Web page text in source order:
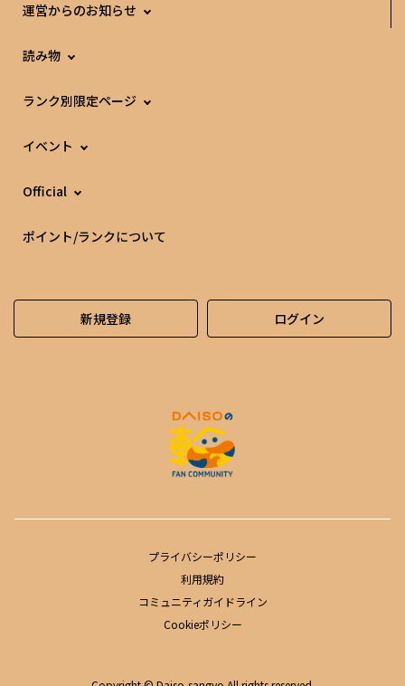
運営からのお知らせ
読み物
ランク別限定ページ
イベント
Official
ポイント/ランクについて
新規登録 ログイン
プライバシーポリシー
利用規約
コミュニティガイドライン
Cookieポリシー